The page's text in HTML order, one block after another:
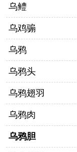
乌鳢
乌鸡骟
乌鸦
乌鸦头
乌鸦翅羽
乌鸦肉
乌鸦胆